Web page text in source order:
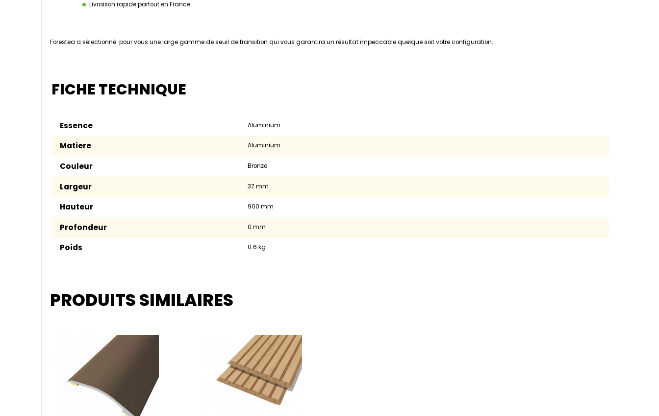
Livraison rapide partout en France
Forestea a sélectionné pour vous une large gamme de seuil de transition qui vous garantira un résultat impeccable quelque soit votre configuration.
FICHE TECHNIQUE
Essence aluminium
Matiere aluminium
Couleur Bronze
Largeur 37 mm
Hauteur 900 mm
Profondeur 0 mm
Poids 0.6 kg
PRODUITS SIMILAIRES